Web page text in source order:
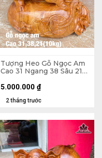
Tượng Heo Gỗ Ngọc Am
Cao 31 Ngang 38 Sâu 21
2 tháng trước
5.000.000 ₫